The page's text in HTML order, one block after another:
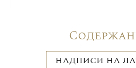
НАДПИСИ НА